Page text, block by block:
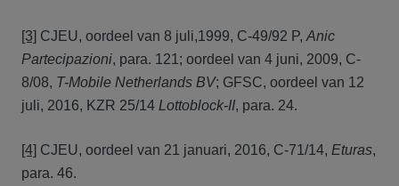
[3] CJEU, oordeel van 8 juli,1999, C-49/92 P, Anic
Partecipazioni, para. 121; oordeel van 4 juni, 2009, C-
8/08, T-Mobile Netherlands BV; GFSC, oordeel van 12
juli, 2016, KZR 25/14 Lottoblock-II, para. 24.
[4] CJEU, oordeel van 21 januari, 2016, C-71/14, Eturas,
para. 46.